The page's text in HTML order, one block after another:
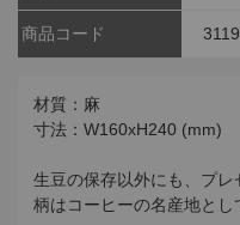
商品コード
材質：麻
寸法：W160xH240 (mm)
生豆の保存以外にも、プレ
柄はコーヒーの名産地とし